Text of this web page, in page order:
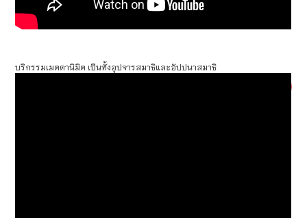
บริกรรมเมตตานิมิต เป็นทั้งอุปจารสมาธิและอัปปนาสมาธิ